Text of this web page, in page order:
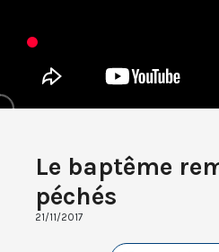
Le baptême
péchés
21/11/2017